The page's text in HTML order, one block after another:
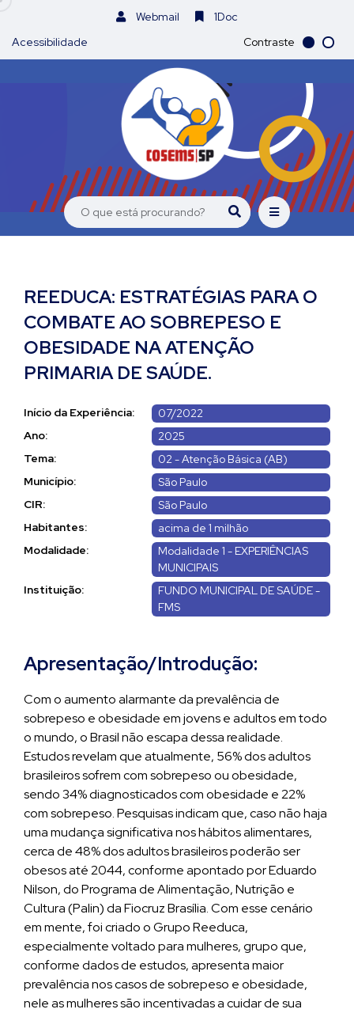
Webmail
1Doc
Acessibilidade
Contraste
REEDUCA: ESTRATÉGIAS PARA O
COMBATE AO SOBREPESO E
OBESIDADE NA ATENÇÃO
PRIMARIA DE SAÚDE.
Início da Experiência:
07/2022
Ano:
2025
Tema:
02 - Atenção Básica (AB)
Município:
São Paulo
CIR:
São Paulo
Habitantes:
acima de 1 milhão
Modalidade:
Modalidade 1 - EXPERIÊNCIAS
MUNICIPAIS
Instituição:
FUNDO MUNICIPAL DE SAÚDE -
FMS
Apresentação/Introdução:
Com o aumento alarmante da prevalência de
sobrepeso e obesidade em jovens e adultos em todo
o mundo, o Brasil não escapa dessa realidade.
Estudos revelam que atualmente, 56% dos adultos
brasileiros sofrem com sobrepeso ou obesidade,
sendo 34% diagnosticados com obesidade e 22%
com sobrepeso. Pesquisas indicam que, caso não haja
uma mudança significativa nos hábitos alimentares,
cerca de 48% dos adultos brasileiros poderão ser
obesos até 2044, conforme apontado por Eduardo
Nilson, do Programa de Alimentação, Nutrição e
Cultura (Palin) da Fiocruz Brasília. Com esse cenário
em mente, foi criado o Grupo Reeduca,
especialmente voltado para mulheres, grupo que,
conforme dados de estudos, apresenta maior
prevalência nos casos de sobrepeso e obesidade,
nele as mulheres são incentivadas a cuidar de sua